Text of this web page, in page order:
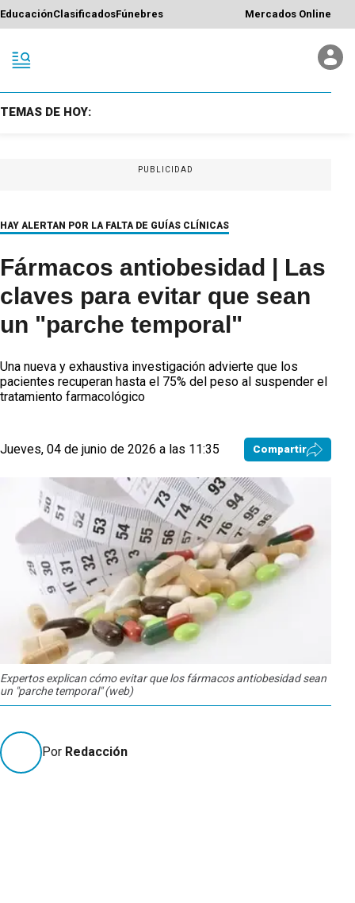
EducaciónClasificadosFúnebres Mercados Online
TEMAS DE HOY:
PUBLICIDAD
HAY ALERTAN POR LA FALTA DE GUÍAS CLÍNICAS
Fármacos antiobesidad | Las
claves para evitar que sean
un "parche temporal"
Una nueva y exhaustiva investigación advierte que los
pacientes recuperan hasta el 75% del peso al suspender el
tratamiento farmacológico
Jueves, 04 de junio de 2026 a las 11:35 Compartir
Expertos explican cómo evitar que los fármacos antiobesidad sean
un "parche temporal" (web)
Por Redacción